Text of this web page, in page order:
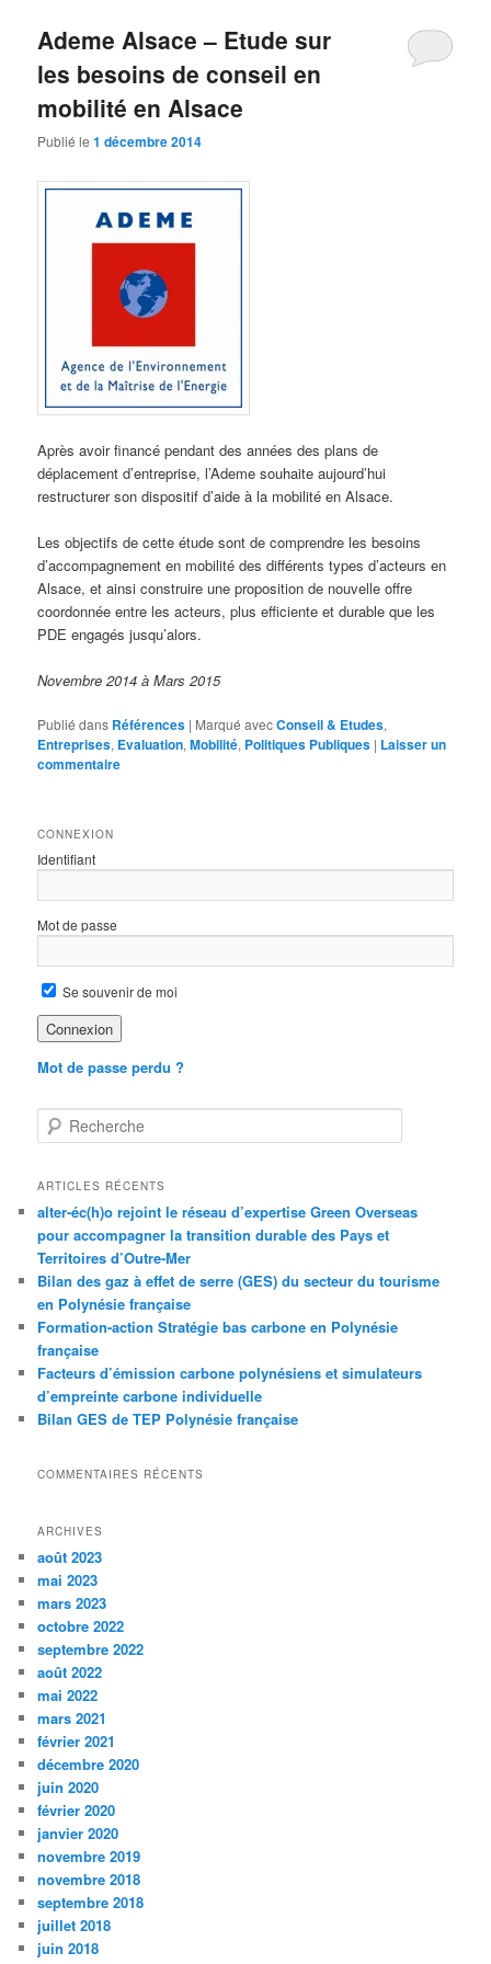
Ademe Alsace – Etude sur
les besoins de conseil en
mobilité en Alsace
Publié le1 décembre 2014
Après avoir financé pendant des années des plans de
déplacement d’entreprise, l’Ademe souhaite aujourd’hui
restructurer son dispositif d’aide à la mobilité en Alsace.
Les objectifs de cette étude sont de comprendre les besoins
d’accompagnement en mobilité des différents types d’acteurs en
Alsace, et ainsi construire une proposition de nouvelle offre
coordonnée entre les acteurs, plus efficiente et durable que les
PDE engagés jusqu’alors.
Novembre 2014 à Mars 2015
Publié dans Références | Marqué avecConseil & Etudes,
Entreprises, Evaluation,Mobilité, Politiques Publiques | Laisser un
commentaire
CONNEXION
Identifiant
Mot de passe
Se souvenir de moi
Mot de passe perdu ?
e
h
r
c
h
e
ARTICLES RÉCENTS
alter-éc(h)o rejoint le réseau d’expertise Green Overseas
pour accompagner la transition durable des Pays et
Territoires d’Outre-Mer
Bilan des gaz à effet de serre (GES) du secteur du tourisme
en Polynésie française
Formation-action Stratégie bas carbone en Polynésie
française
Facteurs d’émission carbone polynésiens et simulateurs
d’empreinte carbone individuelle
Bilan GES de TEP Polynésie française
COMMENTAIRES RÉCENTS
ARCHIVES
août 2023
mai 2023
mars 2023
octobre 2022
septembre 2022
août 2022
mai 2022
mars 2021
février 2021
décembre 2020
juin 2020
février 2020
janvier 2020
novembre 2019
novembre 2018
septembre 2018
juillet 2018
juin 2018